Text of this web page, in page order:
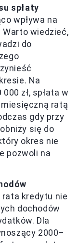
spłaty
wpływa na
wiedzieć,
do
Na
zł, spłata w
ratą
gdy przy
się do
okres nie
pozwoli na
rata kredytu nie
dochodów
Dla
2000–